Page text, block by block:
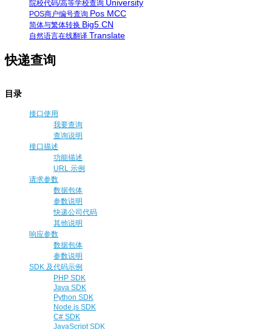
院校代码/高等学校查询 University
POS商户编号查询 Pos MCC
简体与繁体转换 Big5 CN
自然语言在线翻译 Translate
快递查询
目录
接口使用
我要查询
查询说明
接口描述
功能描述
URL 示例
请求参数
数据包体
参数说明
快递公司代码
其他说明
响应参数
数据包体
参数说明
SDK 及代码示例
PHP SDK
Java SDK
Python SDK
Node.js SDK
C# SDK
JavaScript SDK